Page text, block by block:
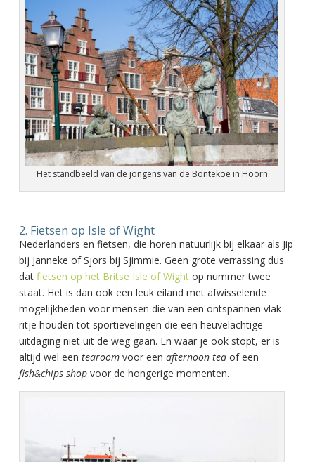
Het standbeeld van de jongens van de Bontekoe in Hoorn
2. Fietsen op Isle of Wight
Nederlanders en fietsen, die horen natuurlijk bij elkaar als Jip
bij Janneke of Sjors bij Sjimmie. Geen grote verrassing dus
dat fietsen op het Britse Isle of Wightop nummer twee
staat. Het is dan ook een leuk eiland met afwisselende
mogelijkheden voor mensen die van een ontspannen vlak
ritje houden tot sportievelingen die een heuvelachtige
uitdaging niet uit de weg gaan. En waar je ook stopt, er is
altijd wel een tearoomvoor een afternoon teaof een
fish&chips shopvoor de hongerige momenten.